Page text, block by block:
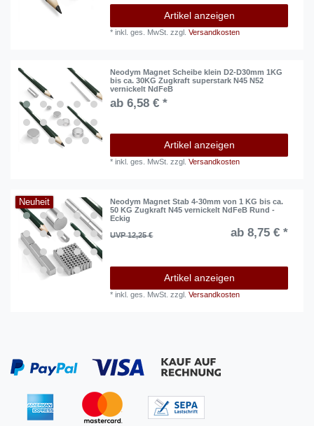
Artikel anzeigen
*inkl. ges. MwSt. zzgl.Versandkosten
Neodym Magnet Scheibe klein D2-D30mm 1KG
bis ca. 30KG Zugkraft superstark N45 N52
vernickelt NdFeB
ab 6,58 € *
Artikel anzeigen
*inkl. ges. MwSt. zzgl.Versandkosten
Neuheit
Neodym Magnet Stab 4-30mm von 1 KG bis ca.
50 KG Zugkraft N45 vernickelt NdFeB Rund -
Eckig
UVP 12,25 €
ab 8,75 € *
Artikel anzeigen
*inkl. ges. MwSt. zzgl.Versandkosten